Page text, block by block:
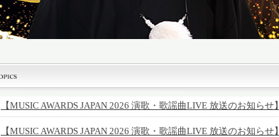
【MUSIC AWARDS JAPAN 2026 演歌・歌謡曲LIVE 放送のお知らせ】
【MUSIC AWARDS JAPAN 2026 演歌・歌謡曲LIVE 放送のお知らせ】